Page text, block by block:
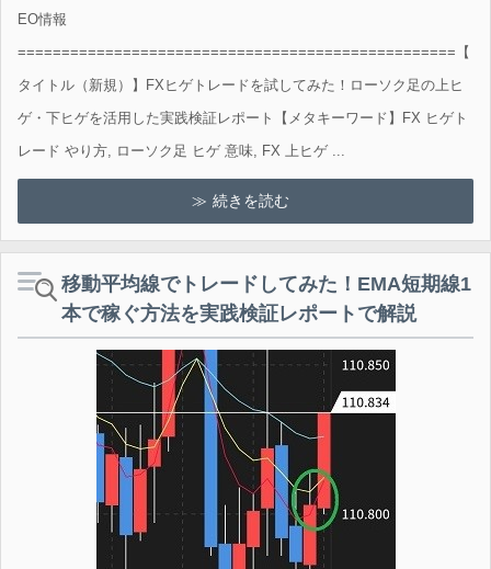
EO情報
==================================================【
タイトル（新規）】FXヒゲトレードを試してみた！ローソク足の上ヒ
ゲ・下ヒゲを活用した実践検証レポート【メタキーワード】FX ヒゲト
レード やり方, ローソク足 ヒゲ 意味, FX 上ヒゲ ...
続きを読む
移動平均線でトレードしてみた！EMA短期線1
本で稼ぐ方法を実践検証レポートで解説